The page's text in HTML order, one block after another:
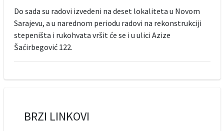
Do sada su radovi izvedeni na deset lokaliteta u Novom
Sarajevu, a u narednom periodu radovi na rekonstrukciji
stepeništa i rukohvata vršit će se i u ulici Azize
Šaćirbegović 122.
BRZI LINKOVI